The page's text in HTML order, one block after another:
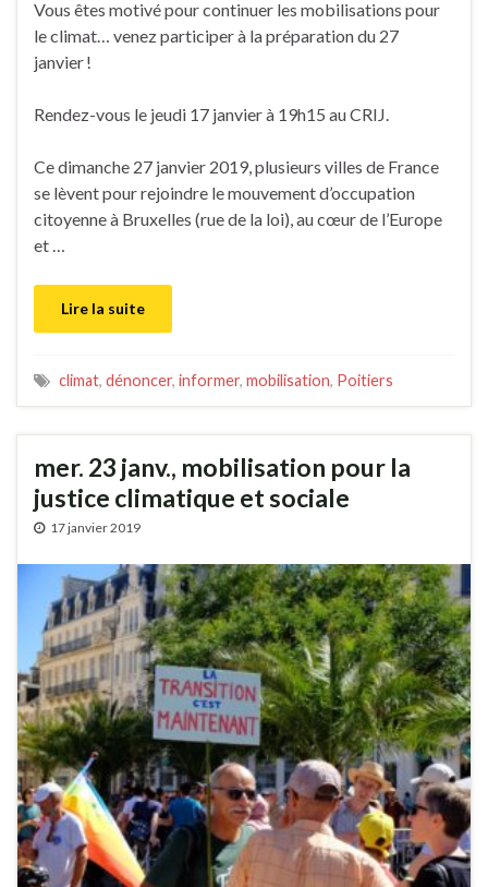
Vous êtes motivé pour continuer les mobilisations pour
le climat… venez participer à la préparation du 27
janvier !
Rendez-vous le jeudi 17 janvier à 19h15 au CRIJ.
Ce dimanche 27 janvier 2019, plusieurs villes de France
se lèvent pour rejoindre le mouvement d’occupation
citoyenne à Bruxelles (rue de la loi), au cœur de l’Europe
et …
Lire la suite
climat, dénoncer, informer, mobilisation, Poitiers
mer. 23 janv., mobilisation pour la
justice climatique et sociale
17 janvier 2019